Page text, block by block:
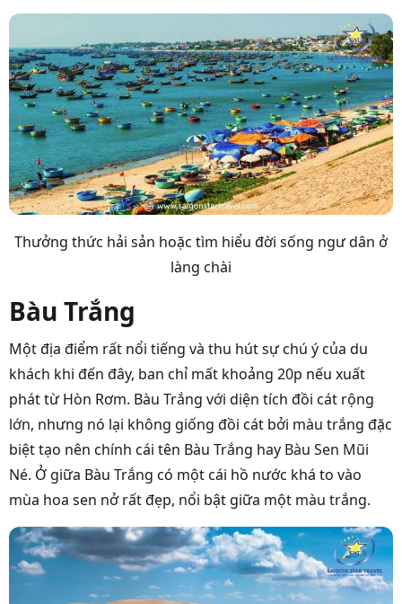
Thưởng thức hải sản hoặc tìm hiểu đời sống ngư dân ở
làng chài
Bàu Trắng
Một địa điểm rất nổi tiếng và thu hút sự chú ý của du
khách khi đến đây, ban chỉ mất khoảng 20p nếu xuất
phát từ Hòn Rơm. Bàu Trắng với diện tích đồi cát rộng
lớn, nhưng nó lại không giống đồi cát bởi màu trắng đặc
biệt tạo nên chính cái tên Bàu Trắng hay Bàu Sen Mũi
Né. Ở giữa Bàu Trắng có một cái hồ nước khá to vào
mùa hoa sen nở rất đẹp, nổi bật giữa một màu trắng.